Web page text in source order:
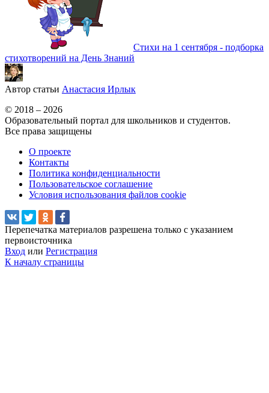
Стихи на 1 сентября - подборка
стихотворений на День Знаний
Автор статьи Анастасия Ирлык
© 2018 – 2026
Образовательный портал для школьников и студентов.
Все права защищены
О проекте
Контакты
Политика конфиденциальности
Пользовательское соглашение
Условия использования файлов cookie
Перепечатка материалов разрешена только с указанием
первоисточника
Вход или Регистрация
К началу страницы